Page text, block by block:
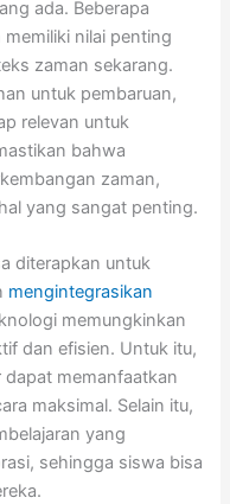
ada. Beberapa
memiliki nilai penting
zaman sekarang.
untuk pembaruan,
relevan untuk
bahwa
zaman,
yang sangat penting.
diterapkan untuk
mengintegrasikan
memungkinkan
dan efisien. Untuk itu,
dapat memanfaatkan
maksimal. Selain itu,
yang
sehingga siswa bisa